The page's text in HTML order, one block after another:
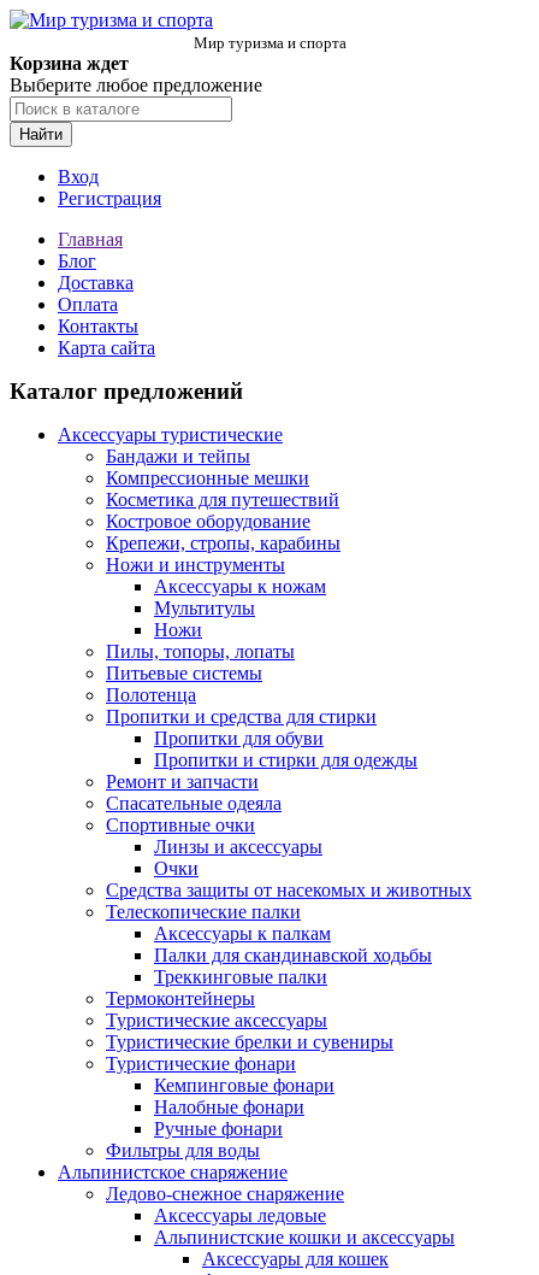
Мир туризма и спорта
Корзина ждет
Выберите любое предложение
Найти
Вход
Регистрация
Главная
Блог
Доставка
Оплата
Контакты
Карта сайта
Каталог предложений
Аксессуары туристические
Бандажи и тейпы
Компрессионные мешки
Косметика для путешествий
Костровое оборудование
Крепежи, стропы, карабины
Ножи и инструменты
Аксессуары к ножам
Мультитулы
Ножи
Пилы, топоры, лопаты
Питьевые системы
Полотенца
Пропитки и средства для стирки
Пропитки для обуви
Пропитки и стирки для одежды
Ремонт и запчасти
Спасательные одеяла
Спортивные очки
Линзы и аксессуары
Очки
Средства защиты от насекомых и животных
Телескопические палки
Аксессуары к палкам
Палки для скандинавской ходьбы
Треккинговые палки
Термоконтейнеры
Туристические аксессуары
Туристические брелки и сувениры
Туристические фонари
Кемпинговые фонари
Налобные фонари
Ручные фонари
Фильтры для воды
Альпинистское снаряжение
Ледово-снежное снаряжение
Аксессуары ледовые
Альпинистские кошки и аксессуары
Аксессуары для кошек